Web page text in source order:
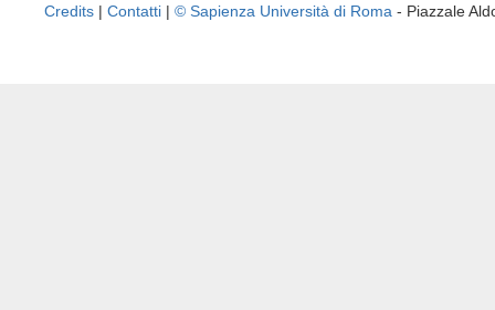
Credits | Contatti | © Sapienza Università di Roma - Piazzale